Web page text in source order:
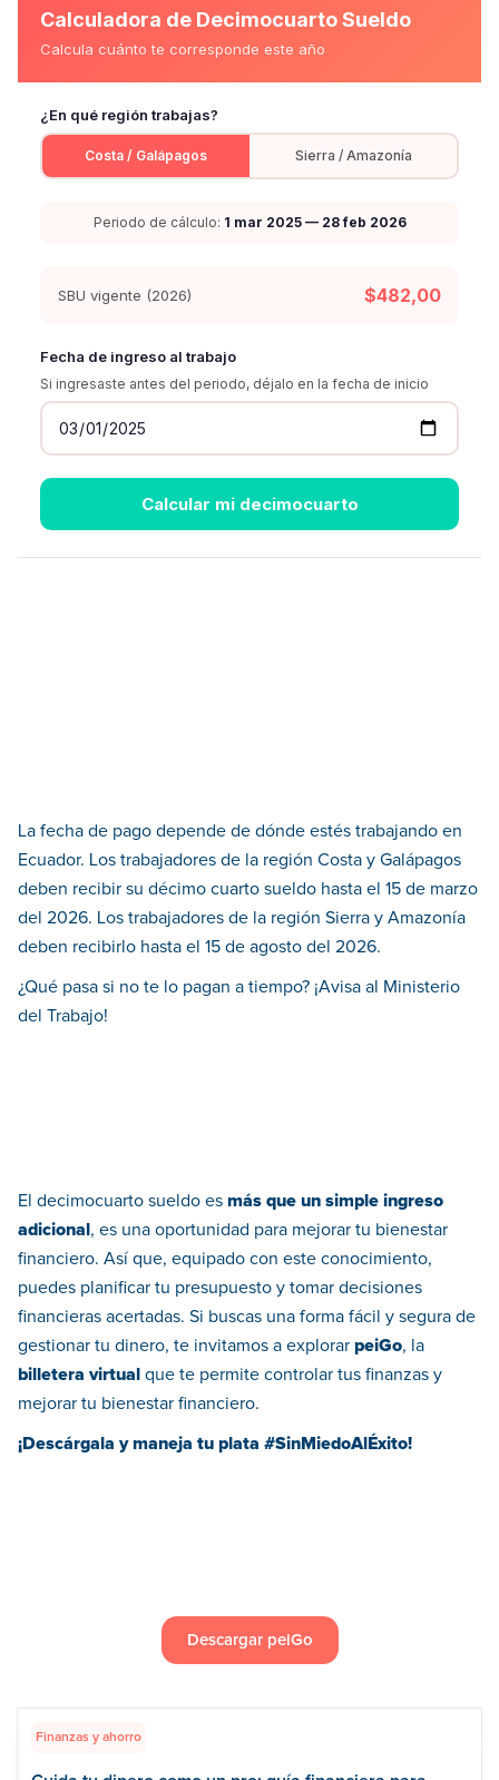
La fecha de pago depende de dónde estés trabajando en
Ecuador. Los trabajadores de la región Costa y Galápagos
deben recibir su décimo cuarto sueldo hasta el 15 de marzo
del 2026. Los trabajadores de la región Sierra y Amazonía
deben recibirlo hasta el 15 de agosto del 2026.
¿Qué pasa si no te lo pagan a tiempo? ¡Avisa al Ministerio
del Trabajo!
El decimocuarto sueldo es más que un simple ingreso
adicional , es una oportunidad para mejorar tu bienestar
financiero. Así que, equipado con este conocimiento,
puedes planificar tu presupuesto y tomar decisiones
financieras acertadas. Si buscas una forma fácil y segura de
gestionar tu dinero, te invitamos a explorar peiGo, la
billetera virtual que te permite controlar tus finanzas y
mejorar tu bienestar financiero.
¡Descárgala y maneja tu plata #SinMiedoAlÉxito!
Descargar peiGo
Finanzas y ahorro